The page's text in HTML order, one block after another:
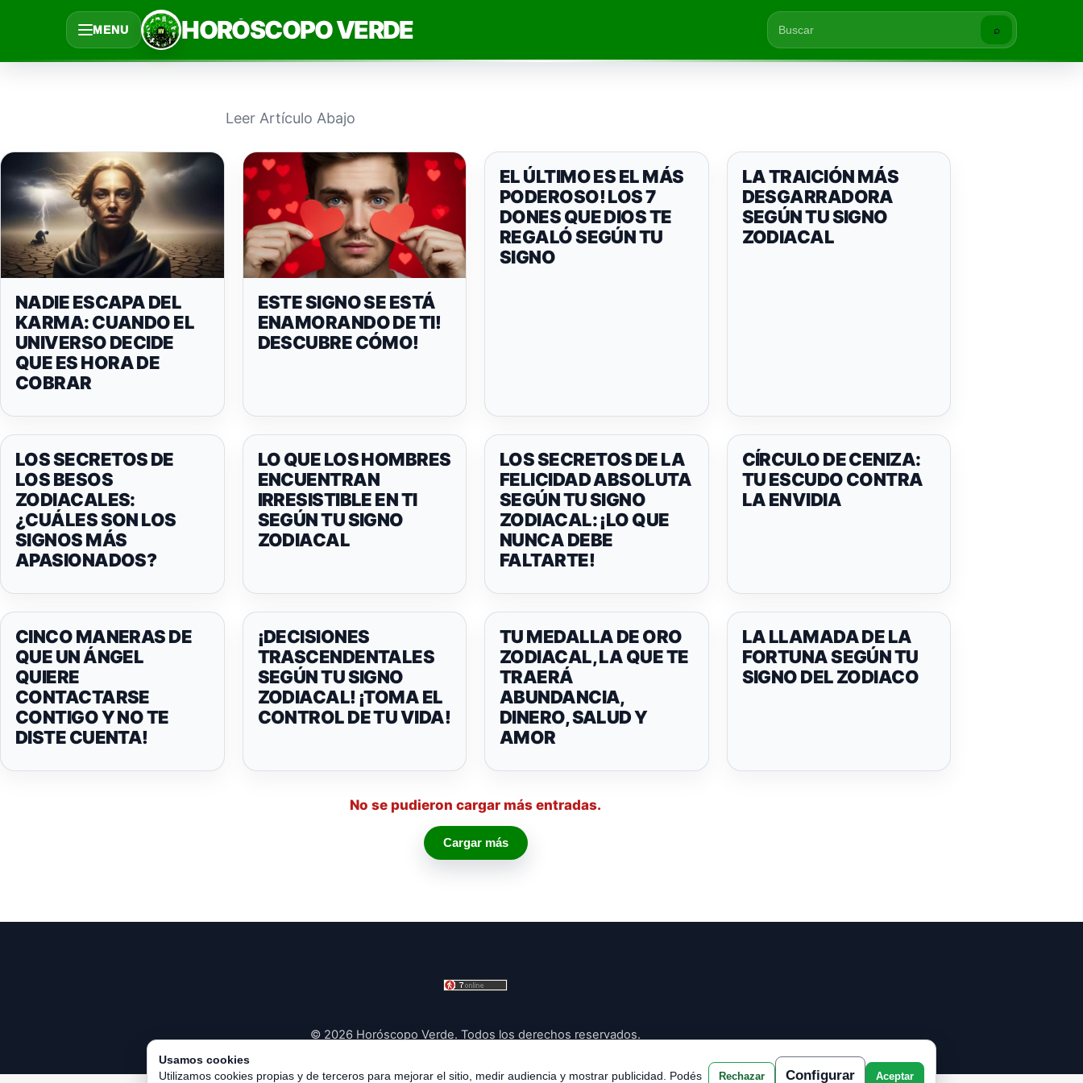
contenido
MENU HORÓSCOPO VERDE ⌕
Leer Artículo Abajo
NADIE ESCAPA DEL
KARMA: CUANDO EL
UNIVERSO DECIDE
QUE ES HORA DE
COBRAR
ESTE SIGNO SE ESTÁ
ENAMORANDO DE TI!
DESCUBRE CÓMO!
EL ÚLTIMO ES EL MÁS
PODEROSO! LOS 7
DONES QUE DIOS TE
REGALÓ SEGÚN TU
SIGNO
LA TRAICIÓN MÁS
DESGARRADORA
SEGÚN TU SIGNO
ZODIACAL
LOS SECRETOS DE
LOS BESOS
ZODIACALES:
¿CUÁLES SON LOS
SIGNOS MÁS
APASIONADOS?
LO QUE LOS HOMBRES
ENCUENTRAN
IRRESISTIBLE EN TI
SEGÚN TU SIGNO
ZODIACAL
LOS SECRETOS DE LA
FELICIDAD ABSOLUTA
SEGÚN TU SIGNO
ZODIACAL: ¡LO QUE
NUNCA DEBE
FALTARTE!
CÍRCULO DE CENIZA:
TU ESCUDO CONTRA
LA ENVIDIA
CINCO MANERAS DE
QUE UN ÁNGEL
QUIERE
CONTACTARSE
CONTIGO Y NO TE
DISTE CUENTA!
¡DECISIONES
TRASCENDENTALES
SEGÚN TU SIGNO
ZODIACAL! ¡TOMA EL
CONTROL DE TU VIDA!
TU MEDALLA DE ORO
ZODIACAL, LA QUE TE
TRAERÁ
ABUNDANCIA,
DINERO, SALUD Y
AMOR
LA LLAMADA DE LA
FORTUNA SEGÚN TU
SIGNO DEL ZODIACO
No se pudieron cargar más entradas.
Cargar más
© 2026 Horóscopo Verde. Todos los derechos reservados.
Usamos cookies
Utilizamos cookies propias y de terceros para mejorar el sitio, medir audiencia y mostrar publicidad. Podés
Rechazar Configurar Aceptar